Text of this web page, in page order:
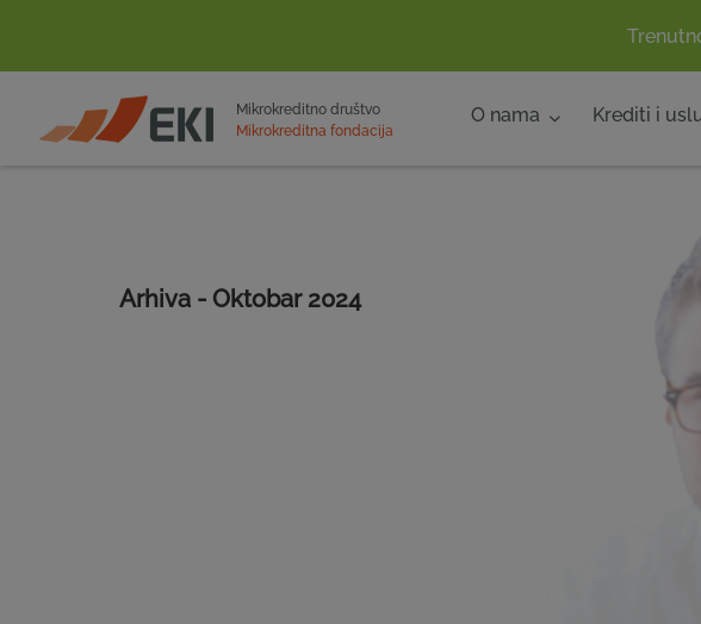
POČETNA
Mikrokreditno društvo
Mikrokreditna fondacija
O nama Krediti i
Arhiva - Oktobar 2024